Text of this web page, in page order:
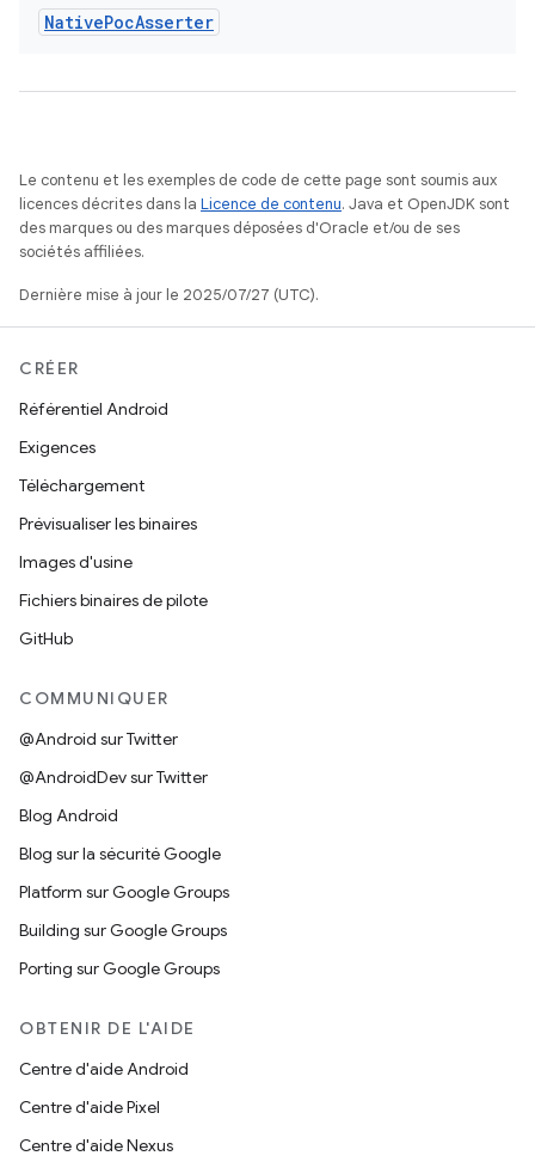
NativePocAsserter
Le contenu et les exemples de code de cette page sont soumis aux
licences décrites dans la Licence de contenu. Java et OpenJDK sont
des marques ou des marques déposées d'Oracle et/ou de ses
sociétés affiliées.
Dernière mise à jour le 2025/07/27 (UTC).
CRÉER
Référentiel Android
Exigences
Téléchargement
Prévisualiser les binaires
Images d'usine
Fichiers binaires de pilote
GitHub
COMMUNIQUER
@Android sur Twitter
@AndroidDev sur Twitter
Blog Android
Blog sur la sécurité Google
Platform sur Google Groups
Building sur Google Groups
Porting sur Google Groups
OBTENIR DE L'AIDE
Centre d'aide Android
Centre d'aide Pixel
Centre d'aide Nexus